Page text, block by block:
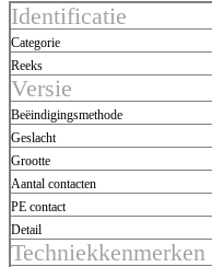
Identificatie
Categorie
Reeks
Versie
Beëindigingsmethode
Geslacht
Grootte
Aantal contacten
PE contact
Detail
Techniekkenmerken